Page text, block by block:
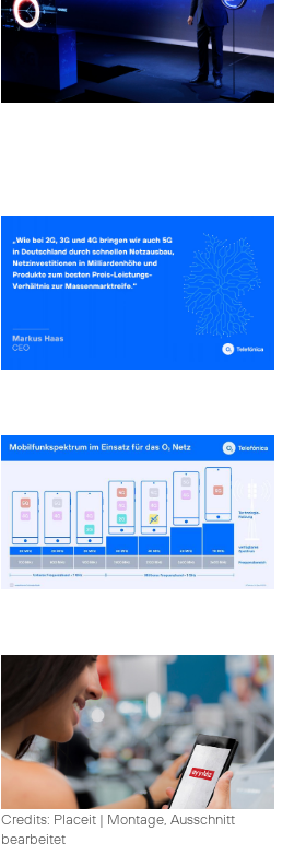
Credits: Placeit | Montage, Ausschnitt
bearbeitet